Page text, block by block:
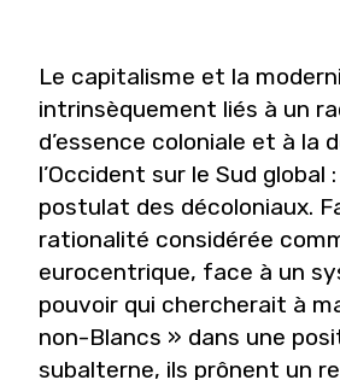
Le capitalisme et la
intrinsèquement liés à un
d’essence coloniale et à la
l’Occident sur le Sud global
postulat des décoloniaux.
rationalité considérée
eurocentrique, face à un
pouvoir qui chercherait à
non-Blancs » dans une
subalterne, ils prônent un